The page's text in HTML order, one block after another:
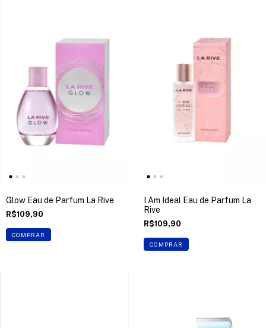
Glow Eau de Parfum La Rive
R$109,90
COMPRAR
I Am Ideal Eau de Parfum La
Rive
R$109,90
COMPRAR